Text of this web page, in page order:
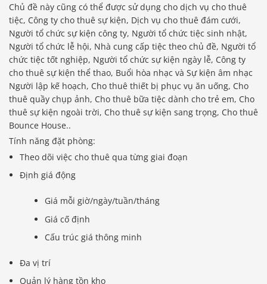
Chủ đề này cũng có thể được sử dụng cho dịch vụ cho thuê
tiệc, Công ty cho thuê sự kiện, Dịch vụ cho thuê đám cưới,
Người tổ chức sự kiện công ty, Người tổ chức tiệc sinh nhật,
Người tổ chức lễ hội, Nhà cung cấp tiệc theo chủ đề, Người tổ
chức tiệc tốt nghiệp, Người tổ chức sự kiện ngày lễ, Công ty
cho thuê sự kiện thể thao, Buổi hòa nhạc và Sự kiện âm nhạc
Người lập kế hoạch, Cho thuê thiết bị phục vụ ăn uống, Cho
thuê quầy chụp ảnh, Cho thuê bữa tiệc dành cho trẻ em, Cho
thuê sự kiện ngoài trời, Cho thuê sự kiện sang trọng, Cho thuê
Bounce House..
Tính năng đặt phòng:
Theo dõi việc cho thuê qua từng giai đoạn
Định giá động
Giá mỗi giờ/ngày/tuần/tháng
Giá cố định
Cấu trúc giá thông minh
Đa vị trí
Quản lý hàng tồn kho